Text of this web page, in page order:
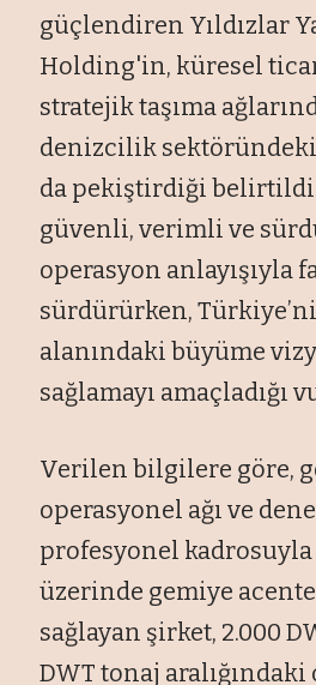
güçlendiren Yıldızlar
Holding'in, küresel
stratejik taşıma
denizcilik sektöründeki
da pekiştirdiği
güvenli, verimli ve
operasyon anlayışıyla
sürdürürken,
alanındaki büyüme
sağlamayı amaçladığı
Verilen bilgilere göre,
operasyonel ağı ve
profesyonel kadrosuyla
üzerinde gemiye
sağlayan şirket, 2.000
DWT tonaj aralığındaki